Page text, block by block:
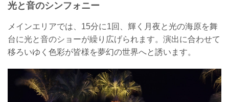
光と音のシンフォニー
メインエリアでは、15分に1回、輝く月夜と光の海原を舞
台に光と音のショーが繰り広げられます。演出に合わせて
移ろいゆく色彩が皆様を夢幻の世界へと誘います。